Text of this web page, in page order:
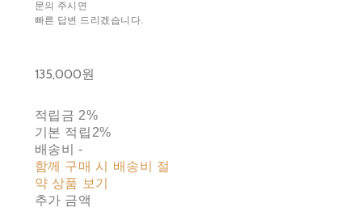
문의 주시면
빠른 답변 드리겠습니다.
135,000원
적립금 2%
기본 적립 2%
배송비-
함께 구매 시 배송비 절
약 상품 보기
추가 금액